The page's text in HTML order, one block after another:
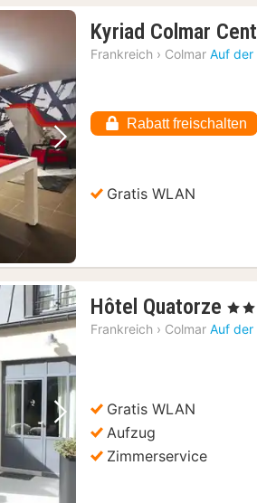
Nächstes Bild
Kyriad Colmar
Frankreich › Colmar Auf der
Rabatt freischalten
Gratis WLAN
Nächstes Bild
Hôtel Quatorze 1
, 4
Frankreich › Colmar Auf der
Gratis WLAN
Aufzug
Zimmerservice